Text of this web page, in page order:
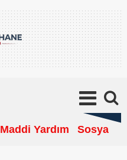
Maddi Yardım Sosyal